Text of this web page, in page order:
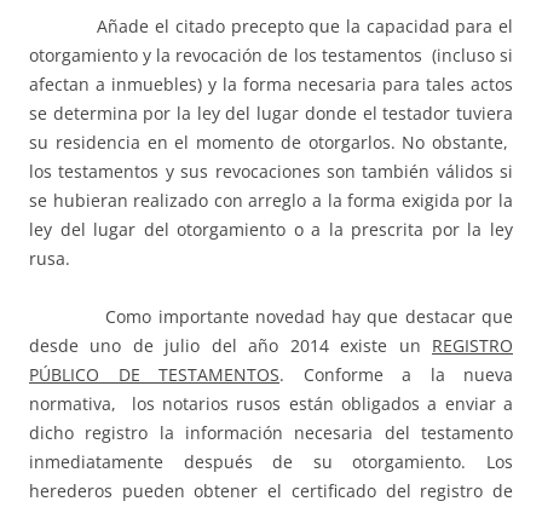
Añade el citado precepto que la capacidad para el
otorgamiento y la revocación de los testamentos (incluso si
afectan a inmuebles) y la forma necesaria para tales actos
se determina por la ley del lugar donde el testador tuviera
su residencia en el momento de otorgarlos. No obstante,
los testamentos y sus revocaciones son también válidos si
se hubieran realizado con arreglo a la forma exigida por la
ley del lugar del otorgamiento o a la prescrita por la ley
rusa.
Como importante novedad hay que destacar que
desde uno de julio del año 2014 existe un REGISTRO
PÚBLICO DE TESTAMENTOS. Conforme a la nueva
normativa, los notarios rusos están obligados a enviar a
dicho registro la información necesaria del testamento
inmediatamente después de su otorgamiento. Los
herederos pueden obtener el certificado del registro de